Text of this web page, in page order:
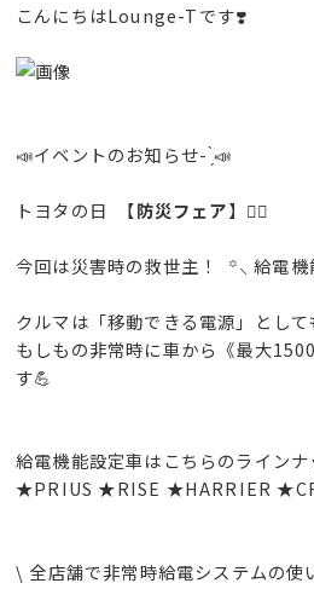
こんにちはLounge-Tです❣️
📣イベントのお知らせ- ̗̀📣
トヨタの日 【防災フェア】👷‍♂️
今回は災害時の救世主！ ꙳⸜ 給電機
クルマは「移動できる電源」として
もしもの非常時に車から《最大
す💪
給電機能設定車はこちらのラインナ
★PRIUS ★RISE ★HARRIER
\ 全店舗で非常時給電システムの使